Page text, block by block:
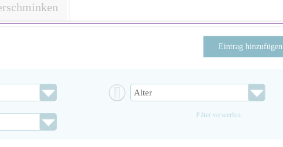
Eintrag hinzufügen
Filter verwerfen